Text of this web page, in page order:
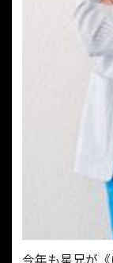
今年も星兄が